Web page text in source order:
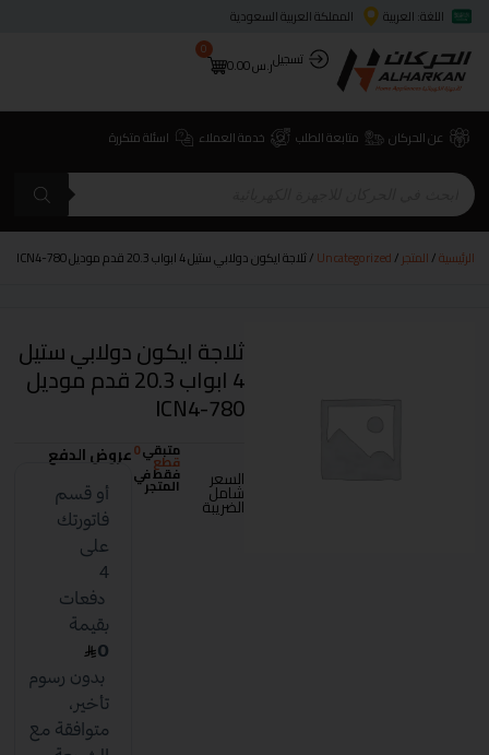
اللغة: العربية
المملكة العربية السعودية
تسجيلر.س0.00
0
عن الحركان متابعة الطلب خدمة العملاء اسئلة متكررة
الرئيسية/المتجر/
Uncategorized/ ثلاجة ايكون دولابي ستيل 4 ابواب 20.3 قدم موديل ICN4-780
ثلاجة ايكون دولابي ستيل
4 ابواب 20.3 قدم موديل
ICN4-780
السعر
شامل
الضريبة
متبقي0
قطع
فقط في
المتجر
عروض الدفع